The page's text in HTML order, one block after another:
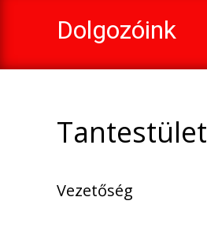
Dolgozóink
Tantestület
Vezetőség